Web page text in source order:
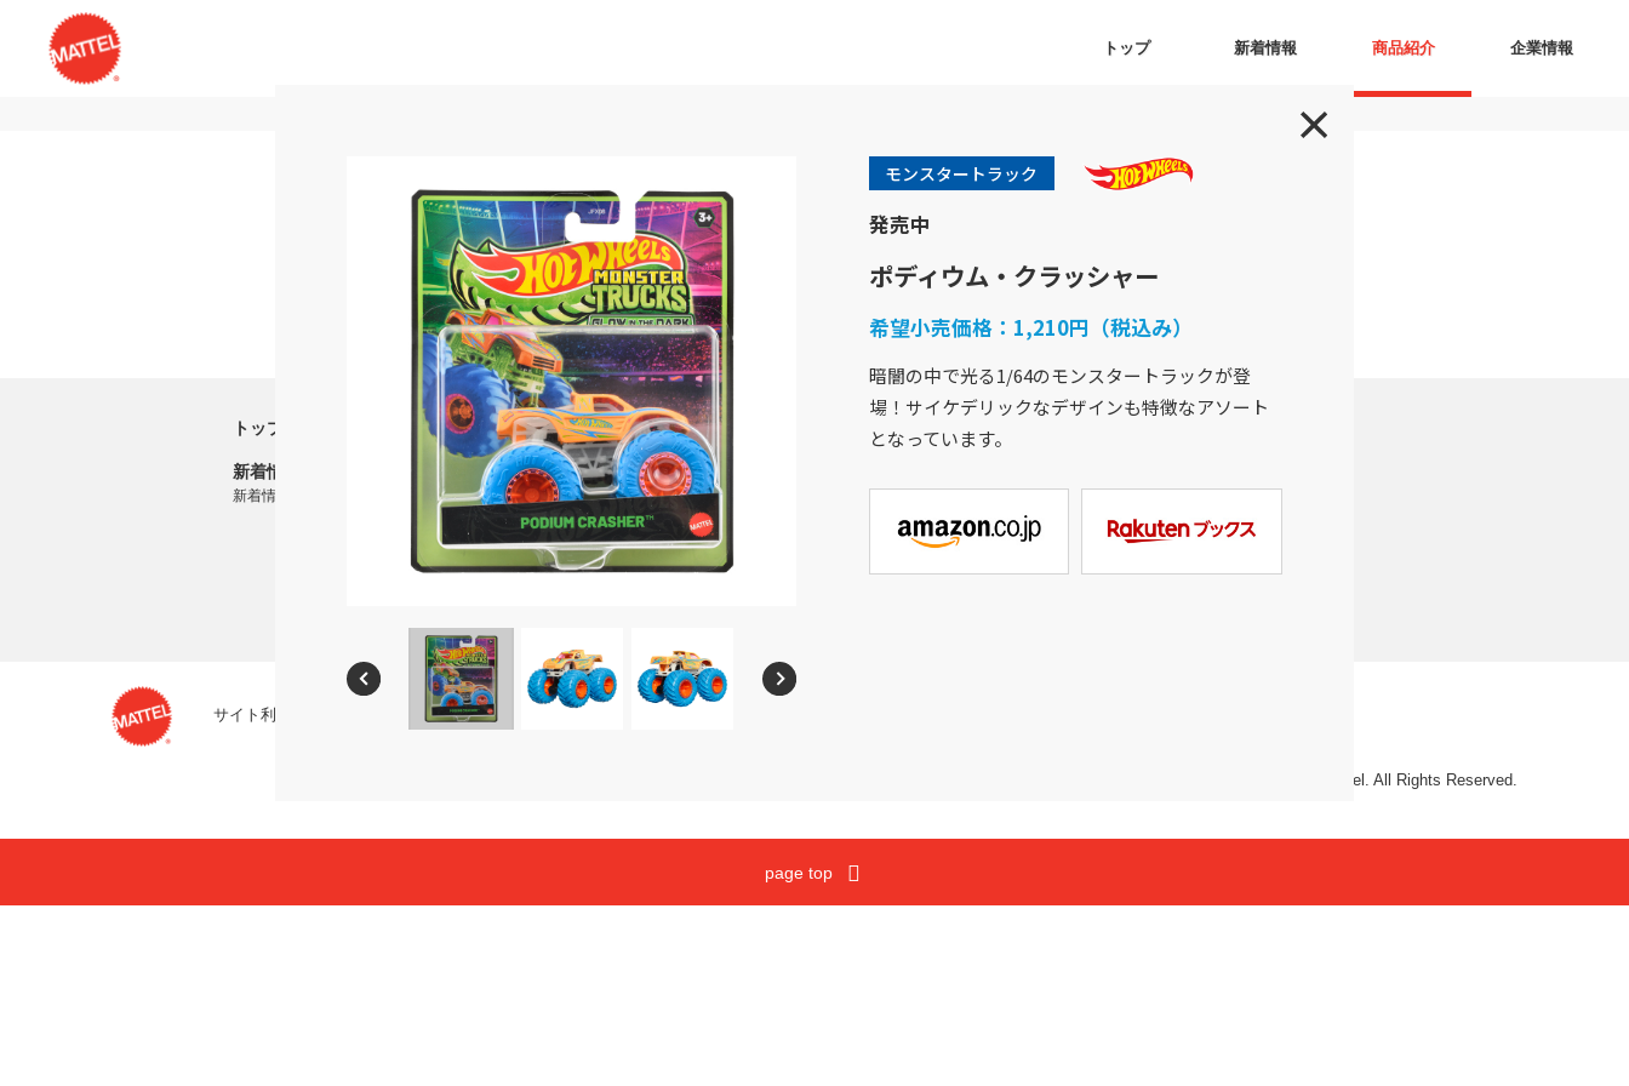
トップ 新着情報 商品紹介 企業情報
モンスタートラック
発売中
ポディウム・クラッシャー
希望小売価格： 1,210円（税込み）
暗闇の中で光る1/64のモンスタートラックが登
場！サイケデリックなデザインも特徴なアソート
となっています。
トップ
新着情報
新着情報一覧
商品紹介
バービー
フィッシャープライス
きかんしゃトーマス
ホットウィール
メガブロック
ウノ
企業情報
企業概要
アクセスマップ
サイト利用条件 プライバシーポリシー Cookies and Related Technology Notice
© 2026 Mattel. All Rights Reserved.
page top